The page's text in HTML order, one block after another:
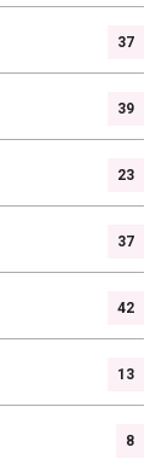
37
39
23
37
42
13
8